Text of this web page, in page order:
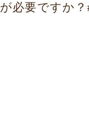
が必要ですか